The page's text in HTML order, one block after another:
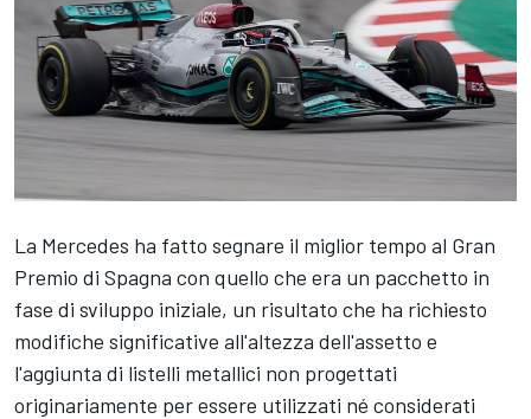
La Mercedes ha fatto segnare il miglior tempo al Gran
Premio di Spagna con quello che era un pacchetto in
fase di sviluppo iniziale, un risultato che ha richiesto
modifiche significative all'altezza dell'assetto e
l'aggiunta di listelli metallici non progettati
originariamente per essere utilizzati né considerati